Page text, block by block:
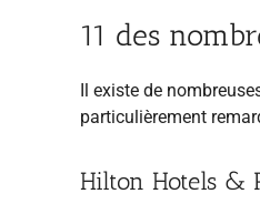
11 des
Il existe de
particulièrement
Hilton Hotels &